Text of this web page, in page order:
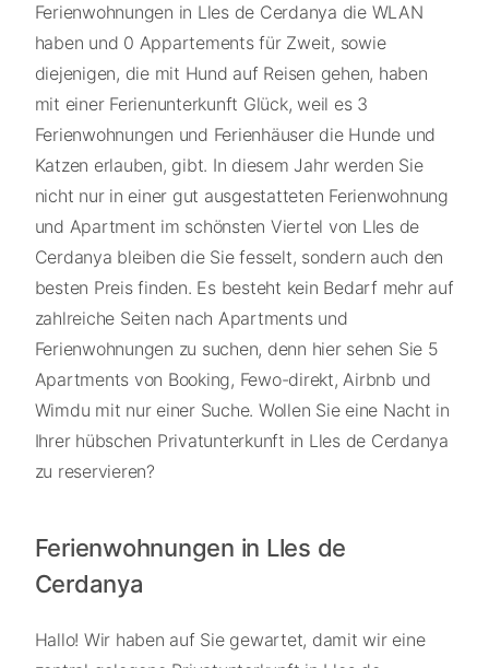
Ferienwohnungen in Lles de Cerdanya die WLAN
haben und 0 Appartements für Zweit, sowie
diejenigen, die mit Hund auf Reisen gehen, haben
mit einer Ferienunterkunft Glück, weil es 3
Ferienwohnungen und Ferienhäuser die Hunde und
Katzen erlauben, gibt. In diesem Jahr werden Sie
nicht nur in einer gut ausgestatteten Ferienwohnung
und Apartment im schönsten Viertel von Lles de
Cerdanya bleiben die Sie fesselt, sondern auch den
besten Preis finden. Es besteht kein Bedarf mehr auf
zahlreiche Seiten nach Apartments und
Ferienwohnungen zu suchen, denn hier sehen Sie 5
Apartments von Booking, Fewo-direkt, Airbnb und
Wimdu mit nur einer Suche. Wollen Sie eine Nacht in
Ihrer hübschen Privatunterkunft in Lles de Cerdanya
zu reservieren?
Ferienwohnungen in Lles de
Cerdanya
Hallo! Wir haben auf Sie gewartet, damit wir eine